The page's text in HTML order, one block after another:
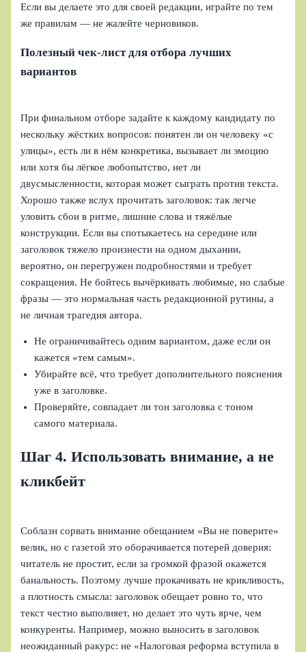
Если вы делаете это для своей редакции, играйте по тем
же правилам — не жалейте черновиков.
Полезный чек-лист для отбора лучших
вариантов
При финальном отборе задайте к каждому кандидату по
нескольку жёстких вопросов: понятен ли он человеку «с
улицы», есть ли в нём конкретика, вызывает ли эмоцию
или хотя бы лёгкое любопытство, нет ли
двусмысленности, которая может сыграть против текста.
Хорошо также вслух прочитать заголовок: так легче
уловить сбои в ритме, лишние слова и тяжёлые
конструкции. Если вы спотыкаетесь на середине или
заголовок тяжело произнести на одном дыхании,
вероятно, он перегружен подробностями и требует
сокращения. Не бойтесь вычёркивать любимые, но слабые
фразы — это нормальная часть редакционной рутины, а
не личная трагедия автора.
Не ограничивайтесь одним вариантом, даже если он
кажется «тем самым».
Убирайте всё, что требует дополнительного пояснения
уже в заголовке.
Проверяйте, совпадает ли тон заголовка с тоном
самого материала.
Шаг 4. Использовать внимание, а не
кликбейт
Соблазн сорвать внимание обещанием «Вы не поверите»
велик, но с газетой это оборачивается потерей доверия:
читатель не простит, если за громкой фразой окажется
банальность. Поэтому лучше прокачивать не крикливость,
а плотность смысла: заголовок обещает ровно то, что
текст честно выполняет, но делает это чуть ярче, чем
конкуренты. Например, можно выносить в заголовок
неожиданный ракурс: не «Налоговая реформа вступила в